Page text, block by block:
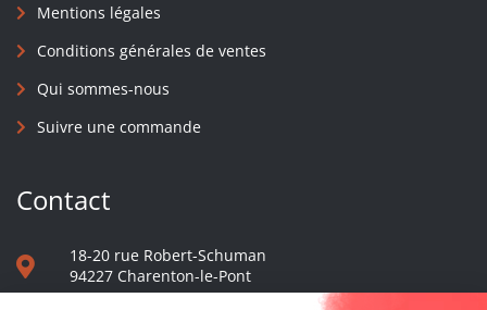
Mentions légales
Conditions générales de ventes
Qui sommes-nous
Suivre une commande
Contact
18-20 rue Robert-Schuman
94227 Charenton-le-Pont